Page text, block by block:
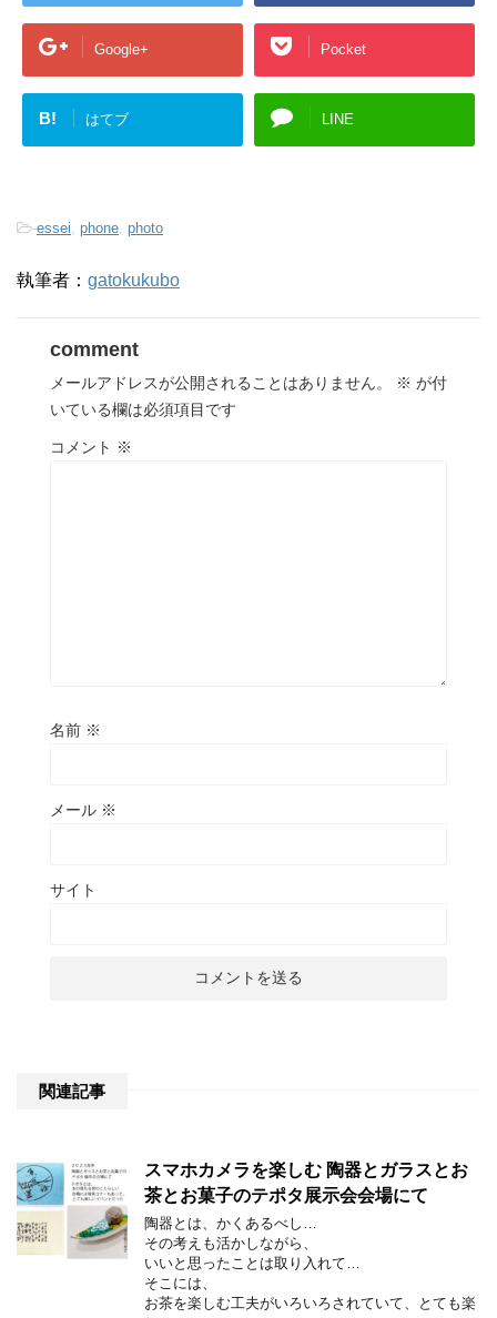
Google+ Pocket
B! はてブ LINE
-essei phone photo
執筆者： gatokukubo
comment
メールアドレスが公開されることはありません。 ※ が付
いている欄は必須項目です
コメント ※
名前 ※
メール ※
サイト
関連記事
スマホカメラを楽しむ 陶器とガラスとお
茶とお菓子のテポタ展示会会場にて
陶器とは、かくあるべし…
その考えも活かしながら、
いいと思ったことは取り入れて…
そこには、
お茶を楽しむ工夫がいろいろされていて、とても楽